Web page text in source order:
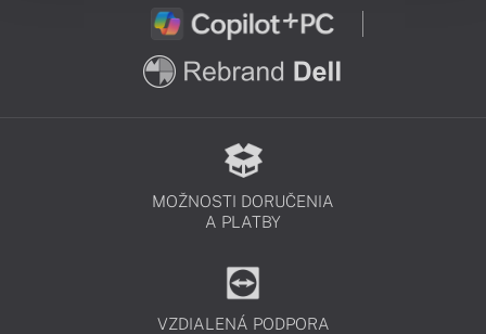
MOŽNOSTI DORUČENIA
A PLATBY
VZDIALENÁ PODPORA